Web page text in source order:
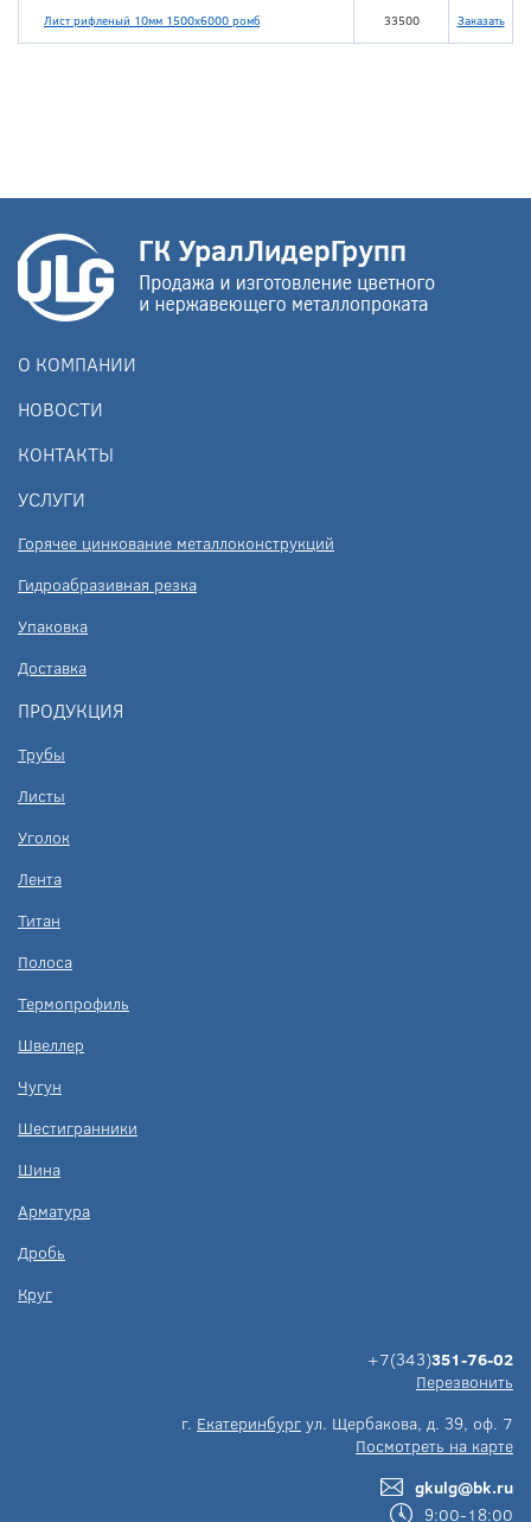
Лист рифленый 10мм 1500х6000 ромб 33500 Заказать
О КОМПАНИИ
НОВОСТИ
КОНТАКТЫ
УСЛУГИ
Горячее цинкование металлоконструкций
Гидроабразивная резка
Упаковка
Доставка
ПРОДУКЦИЯ
Трубы
Листы
Уголок
Лента
Титан
Полоса
Термопрофиль
Швеллер
Чугун
Шестигранники
Шина
Арматура
Дробь
Круг
+7(343)351-76-02
Перезвонить
г. Екатеринбург ул. Щербакова, д. 39, оф. 7
Посмотреть на карте
gkulg@bk.ru
9:00-18:00